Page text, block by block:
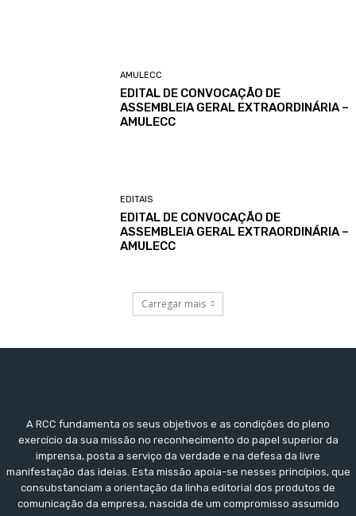
AMULECC
EDITAL DE CONVOCAÇÃO DE
ASSEMBLEIA GERAL EXTRAORDINÁRIA –
AMULECC
EDITAIS
EDITAL DE CONVOCAÇÃO DE
ASSEMBLEIA GERAL EXTRAORDINÁRIA –
AMULECC
Carregar mais
A RCC fundamenta os seus objetivos e as condições do pleno
exercício da sua missão no reconhecimento do papel superior da
imprensa, posta a serviço da verdade e na defesa da livre
manifestação das ideias. Esta missão apoia-se nesses princípios, que
consubstanciam a orientação da linha editorial dos produtos de
comunicação da empresa, nascida de um compromisso assumido